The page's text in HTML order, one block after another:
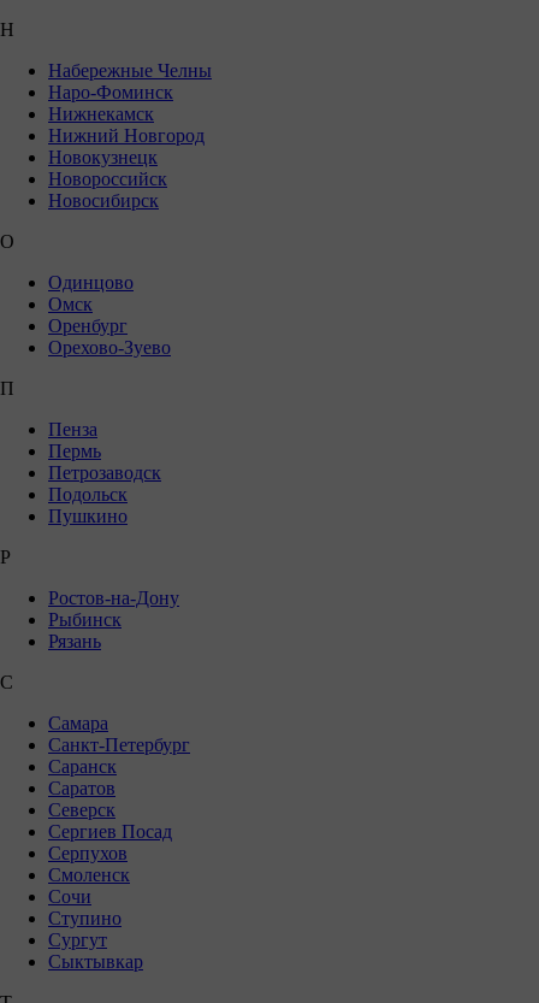
Н
Набережные Челны
Наро-Фоминск
Нижнекамск
Нижний Новгород
Новокузнецк
Новороссийск
Новосибирск
О
Одинцово
Омск
Оренбург
Орехово-Зуево
П
Пенза
Пермь
Петрозаводск
Подольск
Пушкино
Р
Ростов-на-Дону
Рыбинск
Рязань
С
Самара
Санкт-Петербург
Саранск
Саратов
Северск
Сергиев Посад
Серпухов
Смоленск
Сочи
Ступино
Сургут
Сыктывкар